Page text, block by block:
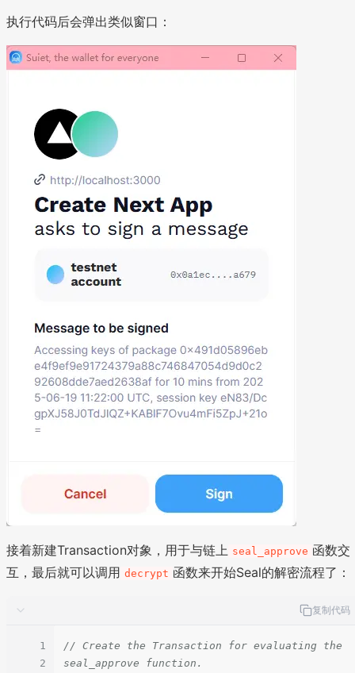
执行代码后会弹出类似窗口：
接着新建Transaction对象，用于与链上 seal_approve 函数交
互，最后就可以调用 decrypt 函数来开始Seal的解密流程了：
复制代码
1
2
// Create the Transaction for evaluating the
seal_approve function.